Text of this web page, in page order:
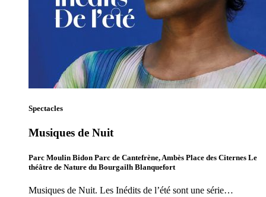
Spectacles
Musiques de Nuit
Parc Moulin Bidon Parc de Cantefrène, Ambès Place des Citernes Le
théâtre de Nature du Bourgailh Blanquefort
Musiques de Nuit. Les Inédits de l’été sont une série…